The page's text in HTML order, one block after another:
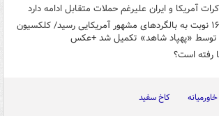
آمریکا و ایران علیرغم حملات متقابل ادامه دارد
بعد از آواکس و اف-۱۶ نوبت به بالگردهای مشهور آمریکایی رسید/ کلکسیون
توسط «پهپاد شاهد» تکمیل شد +عکس
رفته است؟
خاورمیانه کاخ سفید